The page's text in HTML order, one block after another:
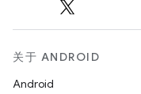
关于 ANDROID
Android